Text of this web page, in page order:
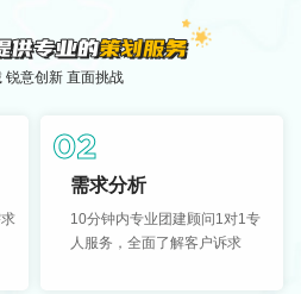
锐意创新 直面挑战
02
需求分析
10分钟内专业团建顾问1对1专
人服务，全面了解客户诉求